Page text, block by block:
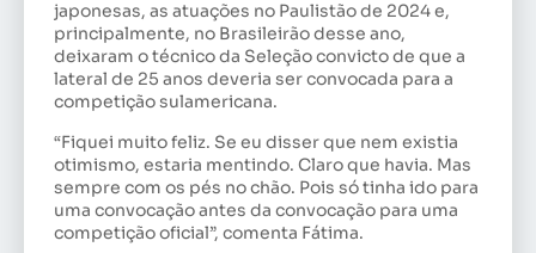
japonesas, as atuações no Paulistão de 2024 e,
principalmente, no Brasileirão desse ano,
deixaram o técnico da Seleção convicto de que a
lateral de 25 anos deveria ser convocada para a
competição sulamericana.
“Fiquei muito feliz. Se eu disser que nem existia
otimismo, estaria mentindo. Claro que havia. Mas
sempre com os pés no chão. Pois só tinha ido para
uma convocação antes da convocação para uma
competição oficial”, comenta Fátima.